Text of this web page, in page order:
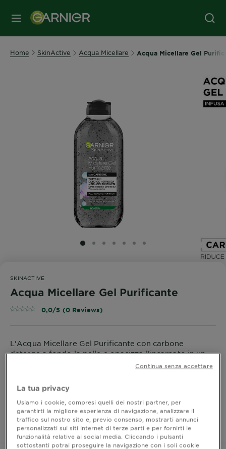
MENU
Home SkinActive Acqua Micellare Acqua Micellare Gel
SLIDE 1
SLIDE 2
SLIDE 3
SLIDE 4
SLIDE 5
SLIDE 6
SLIDE 7
SKINACTIVE
Acqua Micellare Gel Purificante
0,0/5 (0 Reviews)
L'Acqua Micellare Gel Purificante con carbone
deterge a fondo la pelle e opacizza l'incarnato in un
solo gesto. Grazie alle proprietà detox del carbone e
ACQUISTA ORA
Dove acquistare
La tua privacy
Usiamo i cookie, compresi quelli dei nostri partner, per
garantirti la migliore esperienza di navigazione, analizzare il
traffico sul nostro sito e, previo consenso, mostrarti annunci
personalizzati sui siti internet di terze parti e per fornirti le
funzionalità relative ai social media. Cliccando i pulsanti
sottostanti potrai proseguire la navigazione con i soli cookie
Continua senza accettare